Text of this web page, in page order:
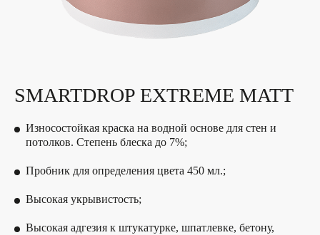
SMARTDROP EXTREME MATT
Износостойкая краска на водной основе для стен и
потолков. Степень блеска до 7%;
Пробник для определения цвета 450 мл.;
Высокая укрывистость;
Высокая адгезия к штукатурке, шпатлевке, бетону,